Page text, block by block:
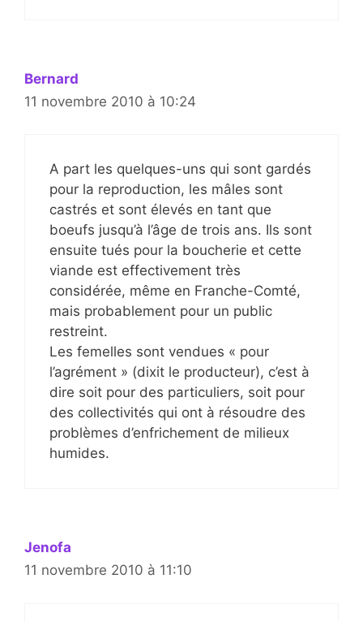
Bernard
11 novembre 2010 à 10:24
A part les quelques-uns qui sont gardés
pour la reproduction, les mâles sont
castrés et sont élevés en tant que
boeufs jusqu’à l’âge de trois ans. Ils sont
ensuite tués pour la boucherie et cette
viande est effectivement très
considérée, même en Franche-Comté,
mais probablement pour un public
restreint.
Les femelles sont vendues « pour
l’agrément » (dixit le producteur), c’est à
dire soit pour des particuliers, soit pour
des collectivités qui ont à résoudre des
problèmes d’enfrichement de milieux
humides.
Jenofa
11 novembre 2010 à 11:10